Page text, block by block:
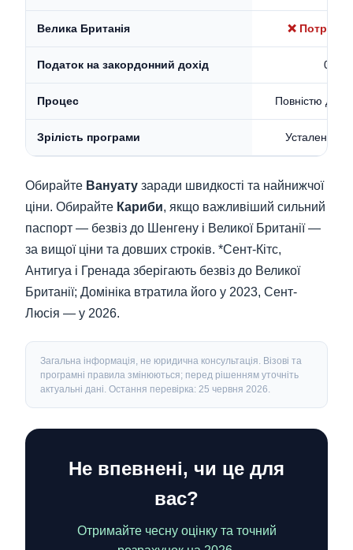
Велика Британія ❌ Потрібна
Податок на закордонний дохід 0%
Процес Повністю
Зрілість програми Усталена (з
Обирайте Вануату заради швидкості та найнижчої
ціни. Обирайте Кариби, якщо важливіший сильний
паспорт — безвіз до Шенгену і Великої Британії —
за вищої ціни та довших строків. *Сент-Кітс,
Антигуа і Гренада зберігають безвіз до Великої
Британії; Домініка втратила його у 2023, Сент-
Люсія — у 2026.
Загальна інформація, не юридична консультація. Візові та
програмні правила змінюються; перед рішенням уточніть
актуальні дані. Остання перевірка: 25 червня 2026.
Не впевнені, чи це для
вас?
Отримайте чесну оцінку та точний